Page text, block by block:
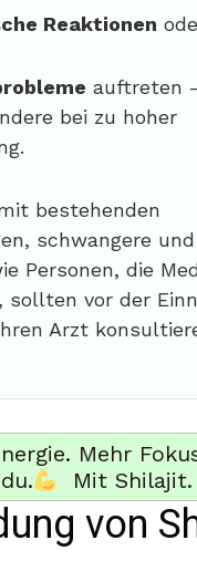
Reaktionen
auftreten
bei zu hoher
bestehenden
schwangere
Personen, die
sollten vor der
Arzt
Mehr
du.
Mit Shilajit.
von